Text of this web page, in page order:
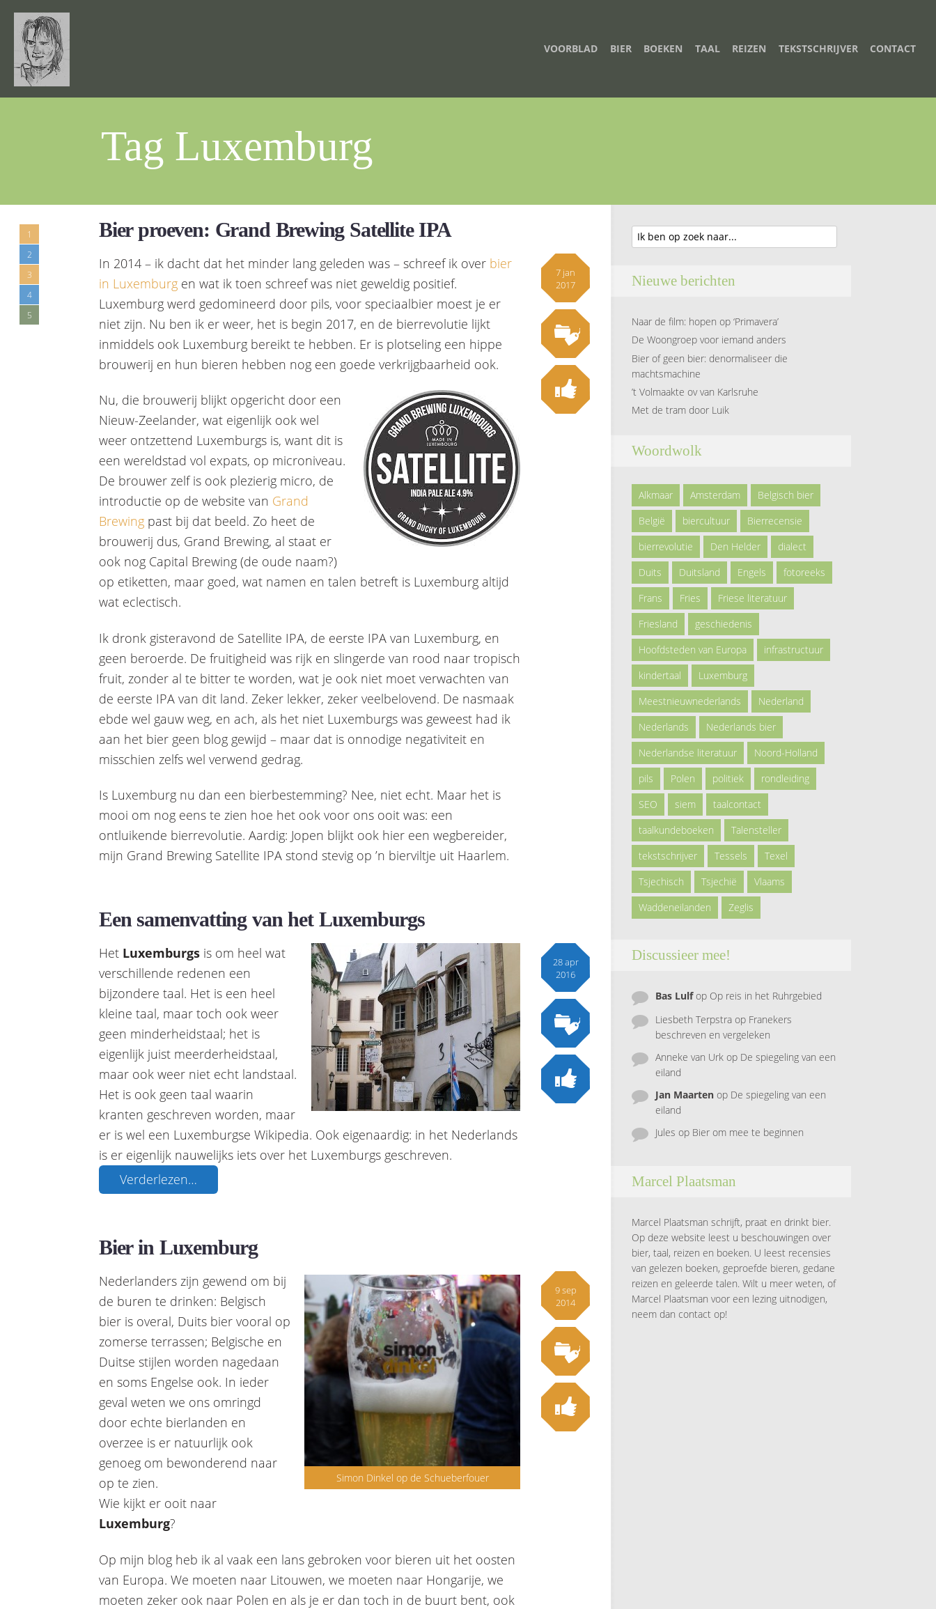
VOORBLAD BIER BOEKEN TAAL REIZEN TEKSTSCHRIJVER CONTACT
Tag Luxemburg
1
2
3
4
5
Bier proeven: Grand Brewing Satellite IPA
7 jan
2017
In 2014 – ik dacht dat het minder lang geleden was – schreef ik over bier
in Luxemburg en wat ik toen schreef was niet geweldig positief.
Luxemburg werd gedomineerd door pils, voor speciaalbier moest je er
niet zijn. Nu ben ik er weer, het is begin 2017, en de bierrevolutie lijkt
inmiddels ook Luxemburg bereikt te hebben. Er is plotseling een hippe
brouwerij en hun bieren hebben nog een goede verkrijgbaarheid ook.
Nu, die brouwerij blijkt opgericht door een
Nieuw-Zeelander, wat eigenlijk ook wel
weer ontzettend Luxemburgs is, want dit is
een wereldstad vol expats, op microniveau.
De brouwer zelf is ook plezierig micro, de
introductie op de website van Grand
Brewing past bij dat beeld. Zo heet de
brouwerij dus, Grand Brewing, al staat er
ook nog Capital Brewing (de oude naam?)
op etiketten, maar goed, wat namen en talen betreft is Luxemburg altijd
wat eclectisch.
Ik dronk gisteravond de Satellite IPA, de eerste IPA van Luxemburg, en
geen beroerde. De fruitigheid was rijk en slingerde van rood naar tropisch
fruit, zonder al te bitter te worden, wat je ook niet moet verwachten van
de eerste IPA van dit land. Zeker lekker, zeker veelbelovend. De nasmaak
ebde wel gauw weg, en ach, als het niet Luxemburgs was geweest had ik
aan het bier geen blog gewijd – maar dat is onnodige negativiteit en
misschien zelfs wel verwend gedrag.
Is Luxemburg nu dan een bierbestemming? Nee, niet echt. Maar het is
mooi om nog eens te zien hoe het ook voor ons ooit was: een
ontluikende bierrevolutie. Aardig: Jopen blijkt ook hier een wegbereider,
mijn Grand Brewing Satellite IPA stond stevig op ’n bierviltje uit Haarlem.
Een samenvatting van het Luxemburgs
28 apr
2016
Het Luxemburgs is om heel wat
verschillende redenen een
bijzondere taal. Het is een heel
kleine taal, maar toch ook weer
geen minderheidstaal; het is
eigenlijk juist meerderheidstaal,
maar ook weer niet echt landstaal.
Het is ook geen taal waarin
kranten geschreven worden, maar
er is wel een Luxemburgse Wikipedia. Ook eigenaardig: in het Nederlands
is er eigenlijk nauwelijks iets over het Luxemburgs geschreven.
Verderlezen…
Bier in Luxemburg
9 sep
2014
Simon Dinkel op de Schueberfouer
Nederlanders zijn gewend om bij
de buren te drinken: Belgisch
bier is overal, Duits bier vooral op
zomerse terrassen; Belgische en
Duitse stijlen worden nagedaan
en soms Engelse ook. In ieder
geval weten we ons omringd
door echte bierlanden en
overzee is er natuurlijk ook
genoeg om bewonderend naar
op te zien.
Wie kijkt er ooit naar
Luxemburg?
Op mijn blog heb ik al vaak een lans gebroken voor bieren uit het oosten
van Europa. We moeten naar Litouwen, we moeten naar Hongarije, we
moeten zeker ook naar Polen en als je er dan toch in de buurt bent, ook
Nieuwe berichten
Naar de film: hopen op ‘Primavera’
De Woongroep voor iemand anders
Bier of geen bier: denormaliseer die
machtsmachine
’t Volmaakte ov van Karlsruhe
Met de tram door Luik
Woordwolk
Alkmaar Amsterdam
Belgisch bier
België
biercultuur
Bierrecensie
bierrevolutie
Den Helder
dialect
Duits
Duitsland Engels
fotoreeks
Frans
Fries
Friese literatuur
Friesland
geschiedenis
Hoofdsteden van Europa
infrastructuur
kindertaal
Luxemburg
Meestnieuwnederlands
Nederland
Nederlands
Nederlands bier
Nederlandse literatuur
Noord-Holland
pils
Polen politiek
rondleiding
SEO
siem
taalcontact
taalkundeboeken
Talensteller
tekstschrijver
Tessels
Texel
Tsjechisch
Tsjechië
Vlaams
Waddeneilanden
Zeglis
Discussieer mee!
Bas Lulfop Op reis in het Ruhrgebied
Liesbeth Terpstra op Franekers
beschreven en vergeleken
Anneke van Urk op De spiegeling van een
eiland
Jan Maarten op De spiegeling van een
eiland
Jules op Bier om mee te beginnen
Marcel Plaatsman
Marcel Plaatsman schrijft, praat en drinkt bier.
Op deze website leest u beschouwingen over
bier, taal, reizen en boeken. U leest recensies
van gelezen boeken, geproefde bieren, gedane
reizen en geleerde talen. Wilt u meer weten, of
Marcel Plaatsman voor een lezing uitnodigen,
neem dan contact op!